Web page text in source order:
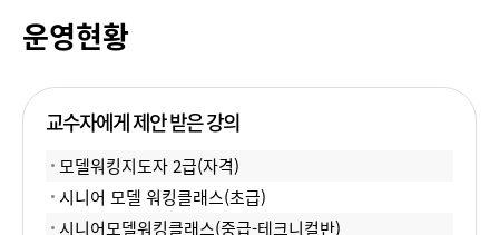
운영현황
교수자에게 제안 받은 강의
모델워킹지도자 2급(자격)
시니어 모델 워킹클래스(초급)
시니어모델워킹클래스(중급-테크니컬반)